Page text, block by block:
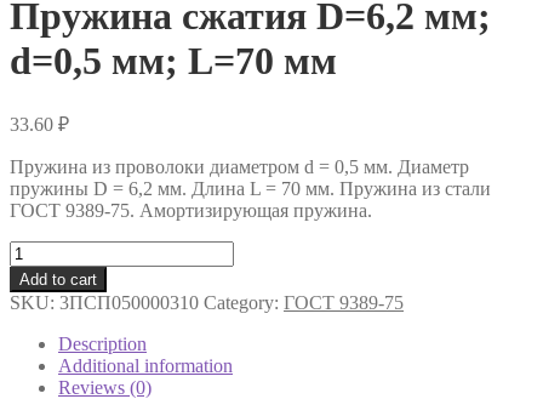
Пружина сжатия D=6,2 мм;
d=0,5 мм; L=70 мм
33.60 ₽
Пружина из проволоки диаметром d = 0,5 мм. Диаметр
пружины D = 6,2 мм. Длина L = 70 мм. Пружина из стали
ГОСТ 9389-75. Амортизирующая пружина.
Пружина
сжатия
D=6,2
мм;
d=0,5
L=70
Add to cart
SKU: 3ПСП050000310 Category: ГОСТ 9389-75
Description
Additional information
Reviews (0)